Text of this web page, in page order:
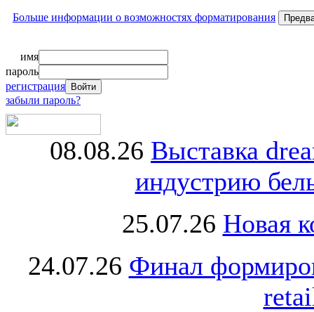
Больше информации о возможностях форматирования
имя
пароль
регистрация
забыли пароль?
08.08.26 Выставка
индустрию
25.07.26 Новая
24.07.26 Финал